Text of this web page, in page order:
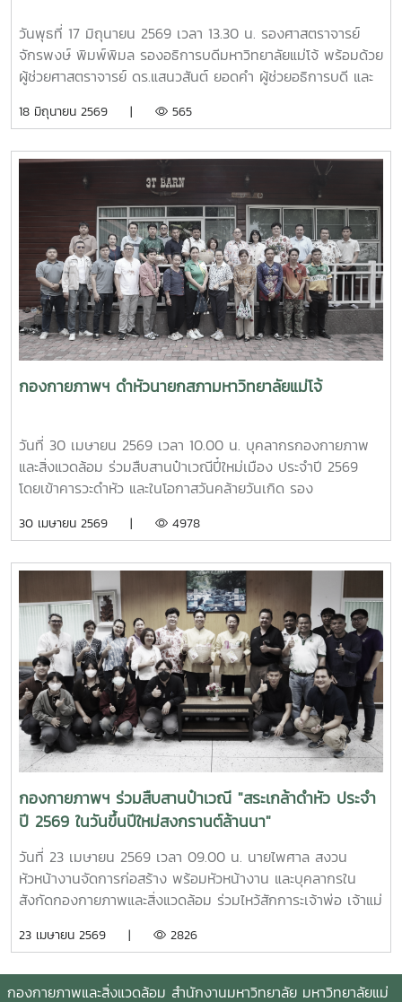
อย่างยั่งยืน กิจกรรมครั้งนี้จัดขึ้น ณ ศาลาอเนกประสงค์ หมู่ที่ 6
ตำบลป่าไผ่ อำเภอสันทราย จังหวัดเชียงใหม่ ได้รับความสนใจ
จากประชาชน ผู้นำชุมชน และสถานศึกษาในพื้นที่เข้าร่วมกิจกรรม
ขับเคลื่อนการจัดการขยะตั้งแต่ต้นทาง เพื่อมุ่งสู่ชุมชนที่สะอาด
วันพุธที่ 17 มิถุนายน 2569 เวลา 13.30 น. รองศาสตราจารย์
จักรพงษ์ พิมพ์พิมล รองอธิการบดีมหาวิทยาลัยแม่โจ้ พร้อมด้วย
ผู้ช่วยศาสตราจารย์ ดร.แสนวสันต์ ยอดคำ ผู้ช่วยอธิการบดี และ
แวดล้อม นำทีมหัวหน้างานในสังกัดร่วมให้การต้อนรับ ผู้ช่วย
ข้าราชการ พร้อมคณะศึกษาดูงานจากสภาคณาจารย์และ
ข้าราชการ มหาวิทยาลัยราชภัฏภูเก็ต ในการนี้ ทั้งสอง
มหาวิทยาลัยได้ร่วมแลกเปลี่ยนประสบการณ์ด้านการจัดสวัสดิการ
บุคลากร ตลอดจนแนวทางการพัฒนาและประยุกต์ใช้ให้เหมาะสม
กับบริบทของแต่ละสถาบัน โดยมีนายสุชาติ จันทร์แก้ว รักษาการ
ในตำแหน่งหัวหน้างานสวัสดิการ กองบริหารทรัพยากรบุคคล
เป็นผู้ให้ข้อมูลเกี่ยวกับการจัดสวัสดิการบุคลากรของมหาวิทยาลัย
แม่โจ้ นอกจากนี้ ผู้ช่วยศาสตราจารย์ ดร.มุจลินทร์ ผลจันทร์ ได้
บรรยายและให้ข้อมูลเกี่ยวกับการดำเนินงานด้านมหาวิทยาลัยสี
เขียว (Green University) ของมหาวิทยาลัยแม่โจ้ ณ ห้อง
ประชุมรวงผึ้ง ชั้น 5 อาคารสำนักงานมหาวิทยาลัย ภายหลังการ
ประชุม คณะศึกษาดูงานได้เยี่ยมชมบรรยากาศและพื้นที่โดยรอบ
แวดล้อมของมหาวิทยาลัยแม่โจ้
18 มิถุนายน 2569 | 565
กองกายภาพฯ ดำหัวนายกสภามหาวิทยาลัยแม่โจ้
วันที่ 30 เมษายน 2569 เวลา 10.00 น. บุคลากรกองกายภาพ
และสิ่งแวดล้อม ร่วมสืบสานป๋าเวณีปี๋ใหม่เมือง ประจำปี 2569
โดยเข้าคารวะดำหัว และในโอกาสวันคล้ายวันเกิด รอง
ณ บ้านเอื้องไพลิน
30 เมษายน 2569 | 4978
กองกายภาพฯ ร่วมสืบสานป๋าเวณี "สระเกล้าดำหัว ประจำ
ปี 2569 ในวันขึ้นปีใหม่สงกรานต์ล้านนา"
วันที่ 23 เมษายน 2569 เวลา 09.00 น. นายไพศาล สงวน
หัวหน้างานจัดการก่อสร้าง พร้อมหัวหน้างาน และบุคลากรใน
สังกัดกองกายภาพและสิ่งแวดล้อม ร่วมไหว้สักการะเจ้าพ่อ เจ้าแม่
15.30 น. ณ อาคารสำนักงานมหาวิทยาลัย ได้ร่วมพิธีดำหัวรอง
ศาสตราจารย์ ดร. แสนวสันต์ ยอดคำ ผู้ช่วยอธิการบดี
23 เมษายน 2569 | 2826
กองกายภาพและสิ่งแวดล้อม สำนักงานมหาวิทยาลัย มหาวิทยาลัยแม่